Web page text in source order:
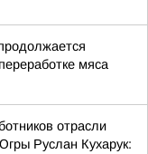
мяса
отрасли
Руслан Кухарук: